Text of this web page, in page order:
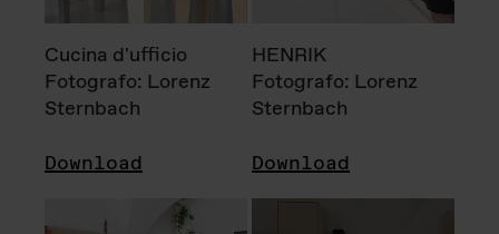
Cucina d'ufficio
Fotografo: Lorenz
Sternbach
Download
HENRIK
Fotografo: Lorenz
Sternbach
Download